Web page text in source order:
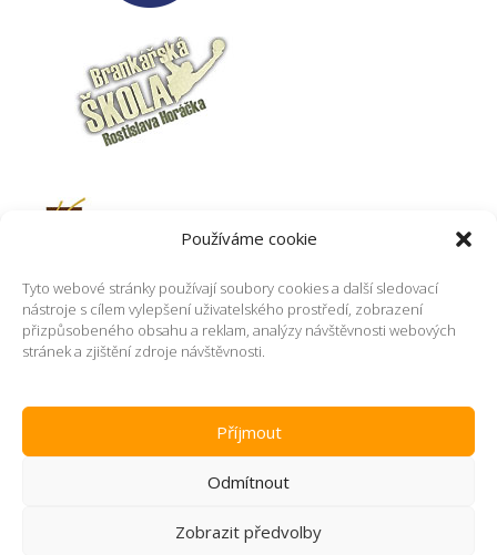
Používáme cookie
Tyto webové stránky používají soubory cookies a další sledovací
nástroje s cílem vylepšení uživatelského prostředí, zobrazení
přizpůsobeného obsahu a reklam, analýzy návštěvnosti webových
stránek a zjištění zdroje návštěvnosti.
Příjmout
Odmítnout
Zobrazit předvolby
Informace pro pacienty o zpracování osobních údajů